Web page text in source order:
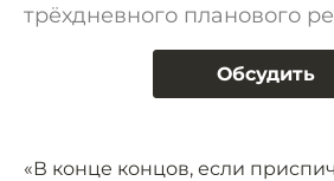
трёхдневного планового
Обсудить
«В конце концов, если